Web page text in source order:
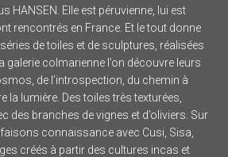
HANSEN. Elle est péruvienne, lui est
rencontrés en France. Et le tout donne
de toiles et de sculptures, réalisées
galerie colmarienne l’on découvre leurs
de l’introspection, du chemin à
la lumière. Des toiles très texturées,
des branches de vignes et d’oliviers. Sur
faisons connaissance avec Cusi, Sisa,
créés à partir des cultures incas et